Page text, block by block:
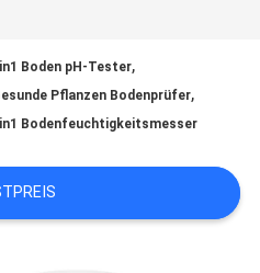
Boden pH-Tester,
Pflanzen Bodenprüfer,
Bodenfeuchtigkeitsmesser